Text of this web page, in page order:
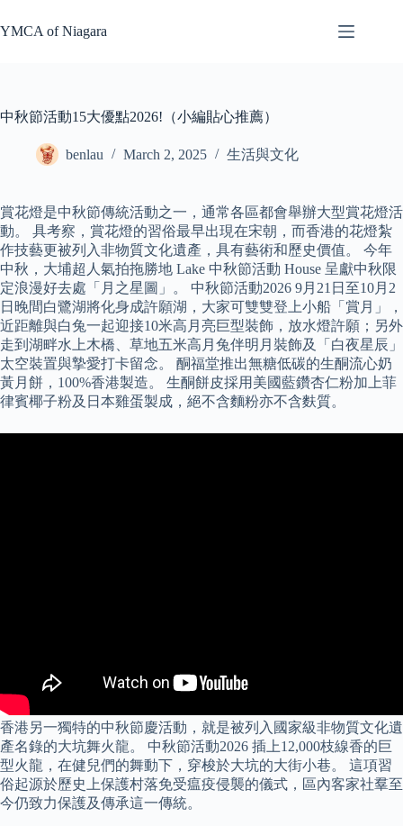
to
content
YMCA of Niagara
中秋節活動15大優點2026!（小編貼心推薦）
benlau March 2, 2025 生活與文化
賞花燈是中秋節傳統活動之一，通常各區都會舉辦大型賞花燈活
動。 具考察，賞花燈的習俗最早出現在宋朝，而香港的花燈紮
作技藝更被列入非物質文化遺產，具有藝術和歷史價值。 今年
中秋，大埔超人氣拍拖勝地 Lake 中秋節活動 House 呈獻中秋限
定浪漫好去處「月之星圖」。 中秋節活動2026 9月21日至10月2
日晚間白鷺湖將化身成許願湖，大家可雙雙登上小船「賞月」，
近距離與白兔一起迎接10米高月亮巨型裝飾，放水燈許願；另外
走到湖畔水上木橋、草地五米高月兔伴明月裝飾及「白夜星辰」
太空裝置與摯愛打卡留念。 酮福堂推出無糖低碳的生酮流心奶
黃月餅，100%香港製造。 生酮餅皮採用美國藍鑽杏仁粉加上菲
律賓椰子粉及日本雞蛋製成，絕不含麵粉亦不含麩質。
香港另一獨特的中秋節慶活動，就是被列入國家級非物質文化遺
產名錄的大坑舞火龍。 中秋節活動2026 插上12,000枝線香的巨
型火龍，在健兒們的舞動下，穿梭於大坑的大街小巷。 這項習
俗起源於歷史上保護村落免受瘟疫侵襲的儀式，區內客家社羣至
今仍致力保護及傳承這一傳統。